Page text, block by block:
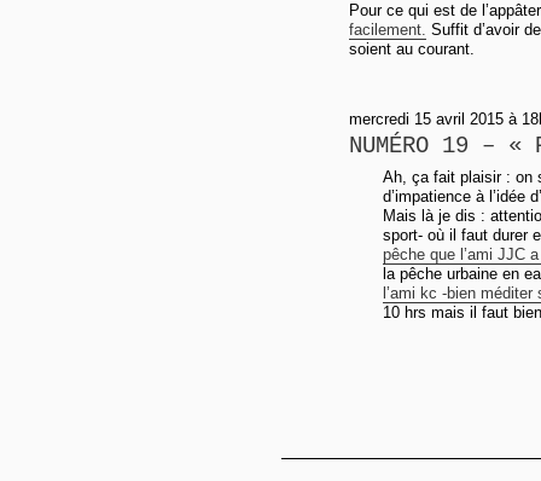
Pour ce qui est de
facilement. Suffit d’avoir
soient au courant.
mercredi 15 avril 2015 à
NUMÉRO 19 – «
Ah, ça fait plaisir : on
d’impatience à l’idée
Mais là je dis :
sport- où il faut durer
pêche que l’ami JJC
la pêche urbaine en
l’ami kc -bien
10 hrs mais il faut